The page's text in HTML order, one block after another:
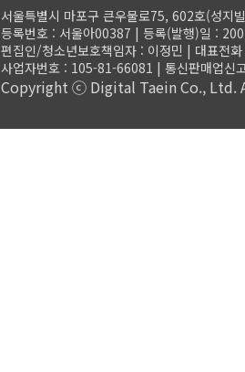
서울특별시 마포구 큰우물로75, 602호(성지
등록번호 : 서울아00387 | 등록(발행)일 :
편집인/청소년보호책임자 : 이정민 | 대표
사업자번호 : 105-81-66081 | 통신판매업
Copyright ⓒ Digital Taein Co., Ltd.